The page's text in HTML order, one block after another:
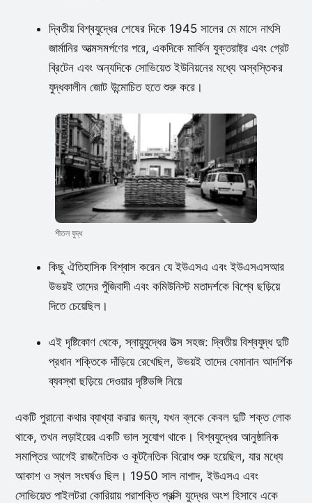
দ্বিতীয় বিশ্বযুদ্ধের শেষের দিকে 1945 সালের মে মাসে নাৎসি
জার্মানির আত্মসমর্পণের পরে, একদিকে মার্কিন যুক্তরাষ্ট্র এবং গ্রেট
ব্রিটেন এবং অন্যদিকে সোভিয়েত ইউনিয়নের মধ্যে অস্বস্তিকর
যুদ্ধকালীন জোট উন্মোচিত হতে শুরু করে।
শীতল যুদ্ধ
কিছু ঐতিহাসিক বিশ্বাস করেন যে ইউএসএ এবং ইউএসএসআর
উভয়ই তাদের পুঁজিবাদী এবং কমিউনিস্ট মতাদর্শকে বিশ্বে ছড়িয়ে
দিতে চেয়েছিল।
এই দৃষ্টিকোণ থেকে, স্নায়ুযুদ্ধের উত্স সহজ: দ্বিতীয় বিশ্বযুদ্ধ দুটি
প্রধান শক্তিকে দাঁড়িয়ে রেখেছিল, উভয়ই তাদের বেমানান আদর্শিক
ব্যবস্থা ছড়িয়ে দেওয়ার দৃষ্টিভঙ্গি নিয়ে
একটি পুরানো কথার ব্যাখ্যা করার জন্য, যখন ব্লকে কেবল দুটি শক্ত লোক
থাকে, তখন লড়াইয়ের একটি ভাল সুযোগ থাকে। বিশ্বযুদ্ধের আনুষ্ঠানিক
সমাপ্তির আগেই রাজনৈতিক ও কূটনৈতিক বিরোধ শুরু হয়েছিল, যার মধ্যে
আকাশ ও স্থল সংঘর্ষও ছিল। 1950 সাল নাগাদ, ইউএসএ এবং
সোভিয়েত পাইলটরা কোরিয়ায় পরাশক্তি প্রক্সি যুদ্ধের অংশ হিসাবে একে